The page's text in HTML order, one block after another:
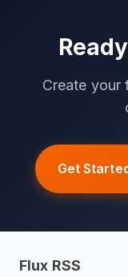
Create your
Get
Flux RSS